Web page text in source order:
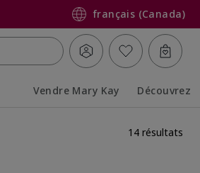
français (Canada)
Vendre Mary Kay Découvrez
14 résultats